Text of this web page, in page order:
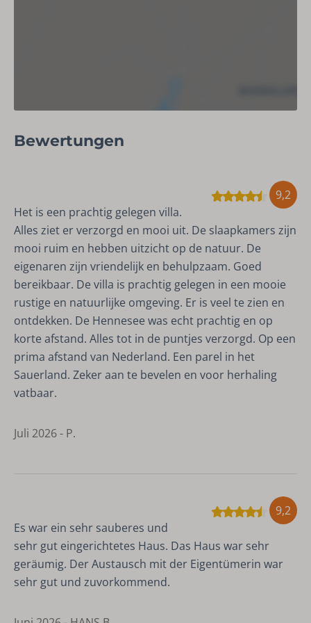
BBQ (Gas)
Sicherheit
Feuerlöscher
Bewertungen
9,2
Het is een prachtig gelegen villa.
Alles ziet er verzorgd en mooi uit. De slaapkamers zijn
mooi ruim en hebben uitzicht op de natuur. De
eigenaren zijn vriendelijk en behulpzaam. Goed
bereikbaar. De villa is prachtig gelegen in een mooie
rustige en natuurlijke omgeving. Er is veel te zien en
ontdekken. De Hennesee was echt prachtig en op
korte afstand. Alles tot in de puntjes verzorgd. Op een
prima afstand van Nederland. Een parel in het
Sauerland. Zeker aan te bevelen en voor herhaling
vatbaar.
Juli 2026 - P.
9,2
Es war ein sehr sauberes und
sehr gut eingerichtetes Haus. Das Haus war sehr
geräumig. Der Austausch mit der Eigentümerin war
sehr gut und zuvorkommend.